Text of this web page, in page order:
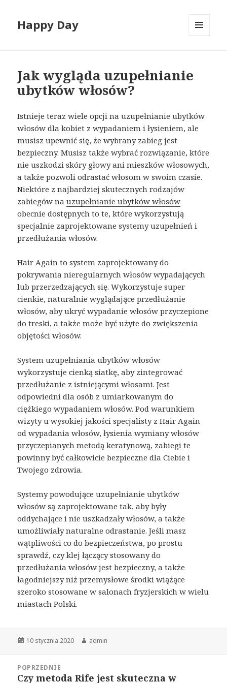
Happy Day
Jak wygląda uzupełnianie
ubytków włosów?
Istnieje teraz wiele opcji na uzupełnianie ubytków
włosów dla kobiet z wypadaniem i łysieniem, ale
musisz upewnić się, że wybrany zabieg jest
bezpieczny. Musisz także wybrać rozwiązanie, które
nie uszkodzi skóry głowy ani mieszków włosowych,
a także pozwoli odrastać włosom w swoim czasie.
Niektóre z najbardziej skutecznych rodzajów
zabiegów nauzupełnianie ubytków włosów
obecnie dostępnych to te, które wykorzystują
specjalnie zaprojektowane systemy uzupełnień i
przedłużania włosów.
Hair Again to system zaprojektowany do
pokrywania nieregularnych włosów wypadających
lub przerzedzających się. Wykorzystuje super
cienkie, naturalnie wyglądające przedłużanie
włosów, aby ukryć wypadanie włosów przyczepione
do treski, a także może być użyte do zwiększenia
objętości włosów.
System uzupełniania ubytków włosów
wykorzystuje cienką siatkę, aby zintegrować
przedłużanie z istniejącymi włosami. Jest
odpowiedni dla osób z umiarkowanym do
ciężkiego wypadaniem włosów. Pod warunkiem
wizyty u wysokiej jakości specjalisty z Hair Again
od wypadania włosów, łysienia wymiany włosów
przyczepianych metodą keratynową, zabiegi te
powinny być całkowicie bezpieczne dla Ciebie i
Twojego zdrowia.
Systemy powodujące uzupełnianie ubytków
włosów są zaprojektowane tak, aby były
oddychające i nie uszkadzały włosów, a także
umożliwiały naturalne odrastanie. Jeśli masz
wątpliwości co do bezpieczeństwa, po prostu
sprawdź, czy klej łączący stosowany do
przedłużania włosów jest bezpieczny, a także
łagodniejszy niż przemysłowe środki wiążące
szeroko stosowane w salonach fryzjerskich w wielu
miastach Polski.
Opublikowano
10 stycznia 2020 Autor
admin
wpisuPOPRZEDNIE
Poprzedni
Czy metoda Rife jest skuteczna w